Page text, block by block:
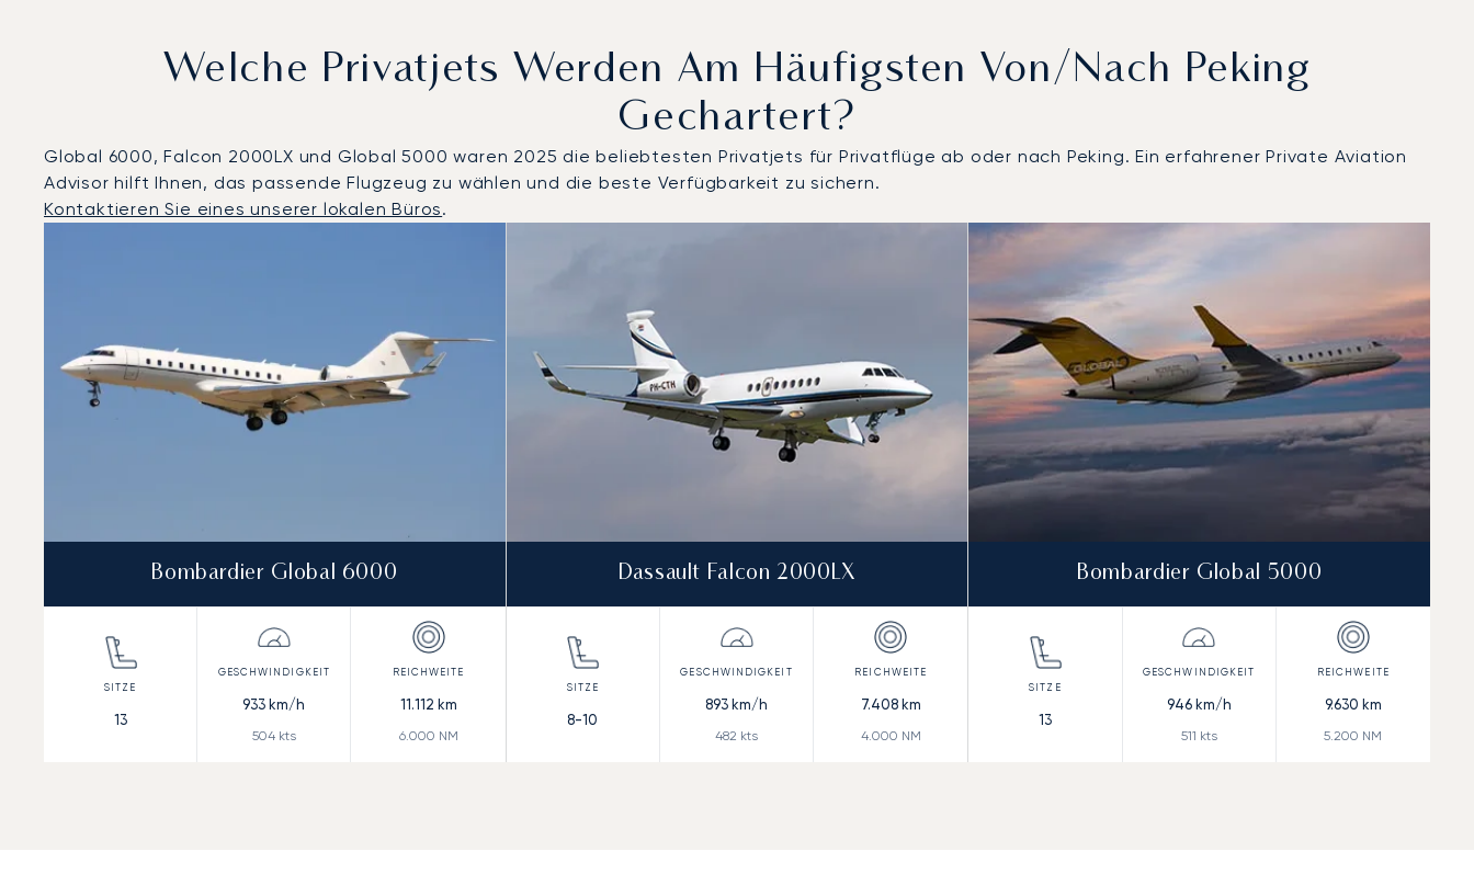
Welche Privatjets Werden Am Häufigsten Von/nach Peking
Gechartert?
Global 6000, Falcon 2000LX und Global 5000 waren 2025 die beliebtesten Privatjets für Privatflüge ab oder nach Peking. Ein erfahrener Private Aviation
Advisor hilft Ihnen, das passende Flugzeug zu wählen und die beste Verfügbarkeit zu sichern.
Kontaktieren Sie eines unserer lokalen Büros.
Bombardier Global 6000
13
933 km/h
504kts
11.112 km
6.000 NM
Dassault Falcon 2000LX
8-10
893 km/h
482 kts
7.408km
4.000 NM
Bombardier Global 5000
13
946km/h
511 kts
9.630 km
5.200 NM